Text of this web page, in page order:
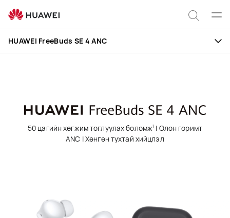
HUAWEI
FreeBuds
SE
Хайлт
Цэс
нээх
HUAWEI FreeBuds SE 4 ANC
50 цагийн хөгжим тоглуулах боломж1 | Олон горимт
ANC⁠ | Хөнгөн тухтай хийцлэл